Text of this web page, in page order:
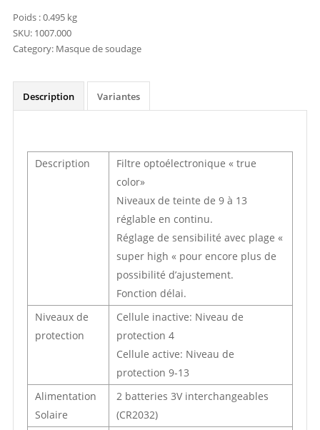
Poids :0.495 kg
SKU: 1007.000
Category: Masque de soudage
Description Variantes
Description
Filtre optoélectronique « true
color»
Niveaux de teinte de 9 à 13
réglable en continu.
Réglage de sensibilité avec plage «
super high « pour encore plus de
possibilité d’ajustement.
Fonction délai.
Niveaux de
protection
Cellule inactive: Niveau de
protection 4
Cellule active: Niveau de
protection 9-13
Alimentation
Solaire
2 batteries 3V interchangeables
(CR2032)